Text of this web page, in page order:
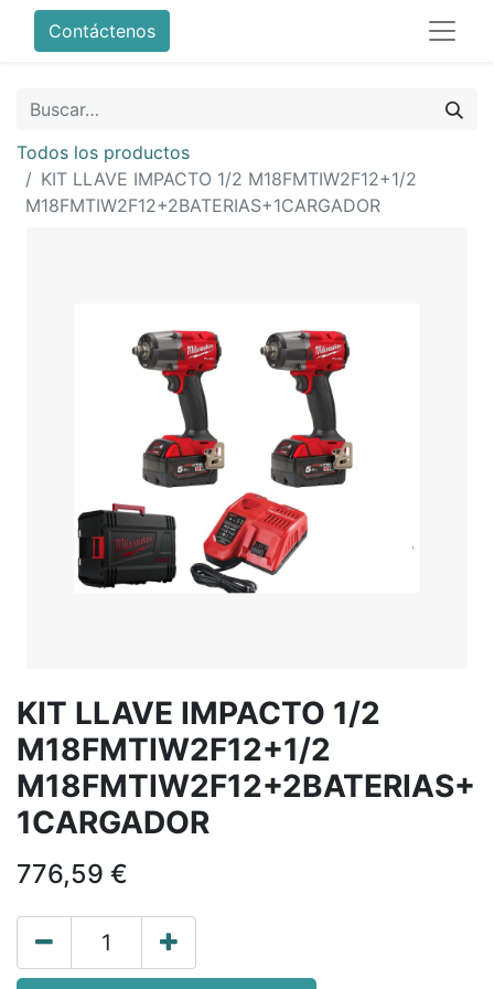
Contáctenos
Todos los productos
KIT LLAVE IMPACTO 1/2 M18FMTIW2F12+1/2
M18FMTIW2F12+2BATERIAS+1CARGADOR
KIT LLAVE IMPACTO 1/2
M18FMTIW2F12+1/2
M18FMTIW2F12+2BATERIAS+
1CARGADOR
776,59 €